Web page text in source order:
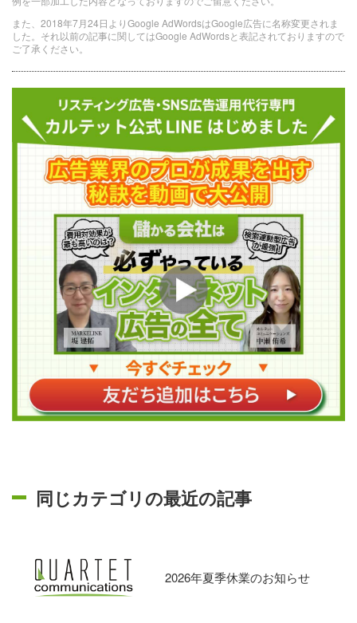
また、2018年7月24日よりGoogle AdWordsはGoogle広告に名称変更されま
した。それ以前の記事に関してはGoogle AdWordsと表記されておりますので
ご了承ください。
同じカテゴリの最近の記事
2026年夏季休業のお知らせ